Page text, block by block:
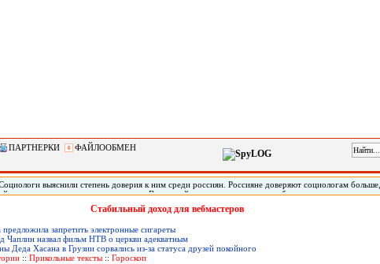
ПАРТНЕРКИ
ФАЙЛООБМЕН
выяснили степень доверия к ним среди россиян. Россияне доверяют социологам
следует из результатов опроса Всероссийского центра изучения общественного мнения
исследования ВЦИОМ, по пятибалльной шкале социологи набрали 3,33, журналисты – 3,13,
При этом 40% заявили, что знают, что такое социология и лишь 1% респондентов впервые
Стабильный доход для вебмастеров
предложила запретить электронные сигареты
Чаплин назвал фильм НТВ о церкви адекватным
Деда Хасана в Грузии сорвались из-за статуса друзей покойного
:: Прикольные тексты :: Гороскоп